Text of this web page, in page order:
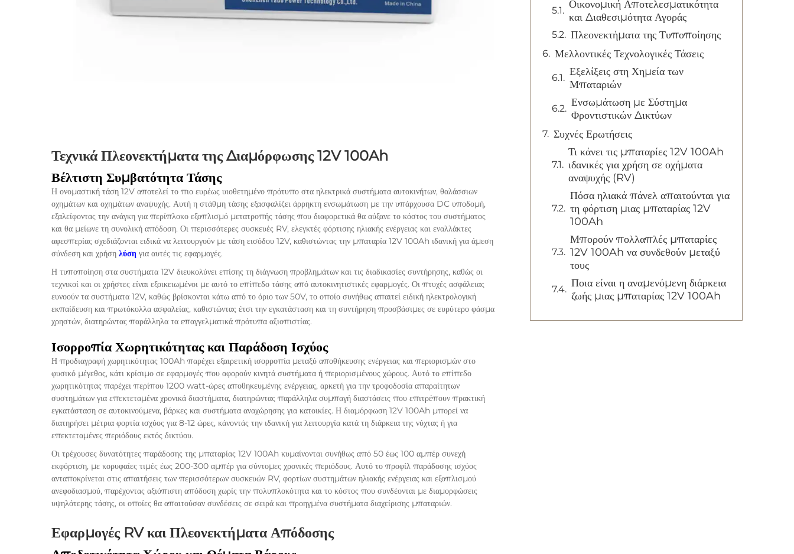
Τεχνικά Πλεονεκτήματα της Διαμόρφωσης 12V 100Ah
Βέλτιστη Συμβατότητα Τάσης
Η ονομαστική τάση 12V αποτελεί το πιο ευρέως υιοθετημένο πρότυπο στα ηλεκτρικά συστήματα αυτοκινήτων, θαλάσσιων
οχημάτων και οχημάτων αναψυχής. Αυτή η στάθμη τάσης εξασφαλίζει άρρηκτη ενσωμάτωση με την υπάρχουσα DC υποδομή,
εξαλείφοντας την ανάγκη για περίπλοκο εξοπλισμό μετατροπής τάσης που διαφορετικά θα αύξανε το κόστος του συστήματος
και θα μείωνε τη συνολική απόδοση. Οι περισσότερες συσκευές RV, ελεγκτές φόρτισης ηλιακής ενέργειας και εναλλάκτες
αφεσπερίας σχεδιάζονται ειδικά να λειτουργούν με τάση εισόδου 12V, καθιστώντας την μπαταρία 12V 100Ah ιδανική για άμεση
σύνδεση και χρήση λύση για αυτές τις εφαρμογές.
Η τυποποίηση στα συστήματα 12V διευκολύνει επίσης τη διάγνωση προβλημάτων και τις διαδικασίες συντήρησης, καθώς οι
τεχνικοί και οι χρήστες είναι εξοικειωμένοι με αυτό το επίπεδο τάσης από αυτοκινητιστικές εφαρμογές. Οι πτυχές ασφάλειας
ευνοούν τα συστήματα 12V, καθώς βρίσκονται κάτω από το όριο των 50V, το οποίο συνήθως απαιτεί ειδική ηλεκτρολογική
εκπαίδευση και πρωτόκολλα ασφαλείας, καθιστώντας έτσι την εγκατάσταση και τη συντήρηση προσβάσιμες σε ευρύτερο φάσμα
χρηστών, διατηρώντας παράλληλα τα επαγγελματικά πρότυπα αξιοπιστίας.
Ισορροπία Χωρητικότητας και Παράδοση Ισχύος
Η προδιαγραφή χωρητικότητας 100Ah παρέχει εξαιρετική ισορροπία μεταξύ αποθήκευσης ενέργειας και περιορισμών στο
φυσικό μέγεθος, κάτι κρίσιμο σε εφαρμογές που αφορούν κινητά συστήματα ή περιορισμένους χώρους. Αυτό το επίπεδο
χωρητικότητας παρέχει περίπου 1200 watt-ώρες αποθηκευμένης ενέργειας, αρκετή για την τροφοδοσία απαραίτητων
συστημάτων για επεκτεταμένα χρονικά διαστήματα, διατηρώντας παράλληλα συμπαγή διαστάσεις που επιτρέπουν πρακτική
εγκατάσταση σε αυτοκινούμενα, βάρκες και συστήματα αναχώρησης για κατοικίες. Η διαμόρφωση 12V 100Ah μπορεί να
διατηρήσει μέτρια φορτία ισχύος για 8-12 ώρες, κάνοντάς την ιδανική για λειτουργία κατά τη διάρκεια της νύχτας ή για
επεκτεταμένες περιόδους εκτός δικτύου.
Οι τρέχουσες δυνατότητες παράδοσης της μπαταρίας 12V 100Ah κυμαίνονται συνήθως από 50 έως 100 αμπέρ συνεχή
εκφόρτιση, με κορυφαίες τιμές έως 200-300 αμπέρ για σύντομες χρονικές περιόδους. Αυτό το προφίλ παράδοσης ισχύος
ανταποκρίνεται στις απαιτήσεις των περισσότερων συσκευών RV, φορτίων συστημάτων ηλιακής ενέργειας και εξοπλισμού
ανεφοδιασμού, παρέχοντας αξιόπιστη απόδοση χωρίς την πολυπλοκότητα και το κόστος που συνδέονται με διαμορφώσεις
υψηλότερης τάσης, οι οποίες θα απαιτούσαν συνδέσεις σε σειρά και προηγμένα συστήματα διαχείρισης μπαταριών.
Εφαρμογές RV και Πλεονεκτήματα Απόδοσης
Οικονομική Αποτελεσματικότητα
και Διαθεσιμότητα Αγοράς
Πλεονεκτήματα της Τυποποίησης
Μελλοντικές Τεχνολογικές Τάσεις
Εξελίξεις στη Χημεία των
Μπαταριών
Ενσωμάτωση με Σύστημα
Φροντιστικών Δικτύων
Συχνές Ερωτήσεις
Τι κάνει τις μπαταρίες 12V 100Ah
ιδανικές για χρήση σε οχήματα
αναψυχής (RV)
Πόσα ηλιακά πάνελ απαιτούνται για
τη φόρτιση μιας μπαταρίας 12V
100Ah
Μπορούν πολλαπλές μπαταρίες
12V 100Ah να συνδεθούν μεταξύ
τους
Ποια είναι η αναμενόμενη διάρκεια
ζωής μιας μπαταρίας 12V 100Ah